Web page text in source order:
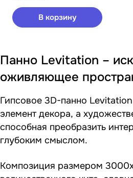
В корзину
Панно Levitation –
оживляющее
Гипсовое 3D-панно
элемент декора, а
способная преобразить
глубоким смыслом.
Композиция размером